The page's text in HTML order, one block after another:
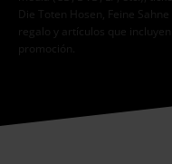
Die Toten Hosen, Feine
regalo y artículos que
promoción.